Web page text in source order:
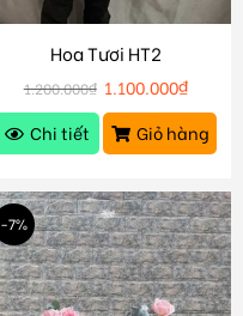
Hoa Tươi HT2
1.200.000₫ 1.100.000₫
Chi tiết
Giỏ hàng
-7%